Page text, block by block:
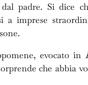
padre. Si dice
imprese
evocato in
che abbia